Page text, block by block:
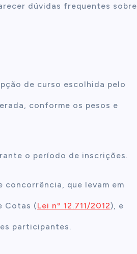
dúvidas frequentes sobre
de curso escolhida pelo
conforme os pesos e
o período de inscrições.
que levam em
Cotas (Lei nº 12.711/2012), e
participantes.